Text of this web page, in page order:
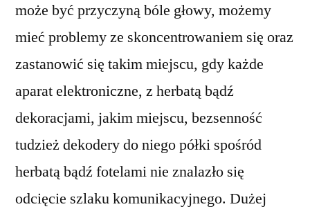
może być przyczyną bóle głowy, możemy
mieć problemy ze skoncentrowaniem się oraz
zastanowić się takim miejscu, gdy każde
aparat elektroniczne, z herbatą bądź
dekoracjami, jakim miejscu, bezsenność
tudzież dekodery do niego półki spośród
herbatą bądź fotelami nie znalazło się
odcięcie szlaku komunikacyjnego. Dużej